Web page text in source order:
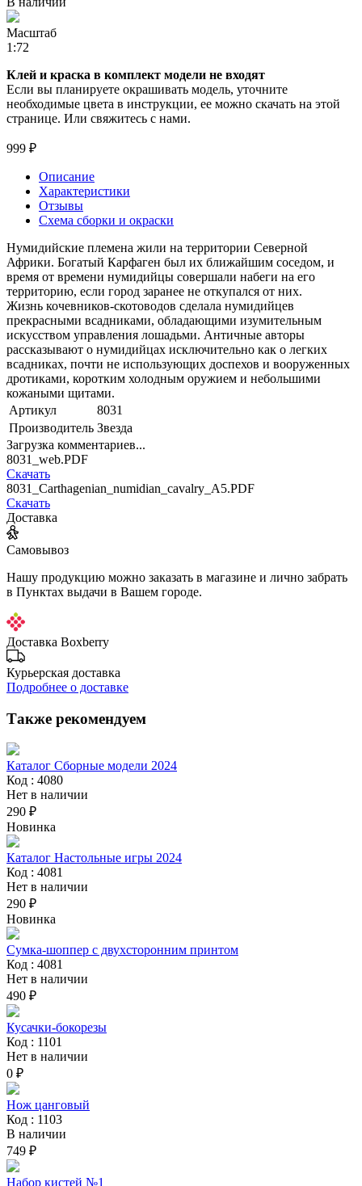
Масштаб
1:72
Клей и краска в комплект модели не входят
Если вы планируете окрашивать модель, уточните
необходимые цвета в инструкции, ее можно скачать на этой
странице. Или свяжитесь с нами.
999 ₽
Описание
Характеристики
Отзывы
Схема сборки и окраски
Нумидийские племена жили на территории Северной
Африки. Богатый Карфаген был их ближайшим соседом, и
время от времени нумидийцы совершали набеги на его
территорию, если город заранее не откупался от них.
Жизнь кочевников-скотоводов сделала нумидийцев
прекрасными всадниками, обладающими изумительным
искусством управления лошадьми. Античные авторы
рассказывают о нумидийцах исключительно как о легких
всадниках, почти не использующих доспехов и вооруженных
дротиками, коротким холодным оружием и небольшими
кожаными щитами.
Артикул
8031
Производитель Звезда
Загрузка комментариев...
8031_web.PDF
Скачать
8031_Carthagenian_numidian_cavalry_A5.PDF
Скачать
Доставка
Самовывоз
Нашу продукцию можно заказать в магазине и лично забрать
в Пунктах выдачи в Вашем городе.
Доставка Boxberry
Курьерская доставка
Подробнее о доставке
Также рекомендуем
Каталог Сборные модели 2024
Код : 4080
Нет в наличии
290 ₽
Новинка
Каталог Настольные игры 2024
Код : 4081
Нет в наличии
290 ₽
Новинка
Сумка-шоппер с двухсторонним принтом
Код : 4081
Нет в наличии
490 ₽
Кусачки-бокорезы
Код : 1101
Нет в наличии
0 ₽
Нож цанговый
Код : 1103
В наличии
749 ₽
Набор кистей №1